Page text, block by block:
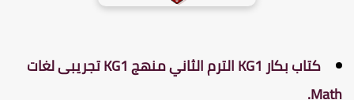
كتاب بكار KG1 الترم الثاني منهج KG1 تجريبى لغات